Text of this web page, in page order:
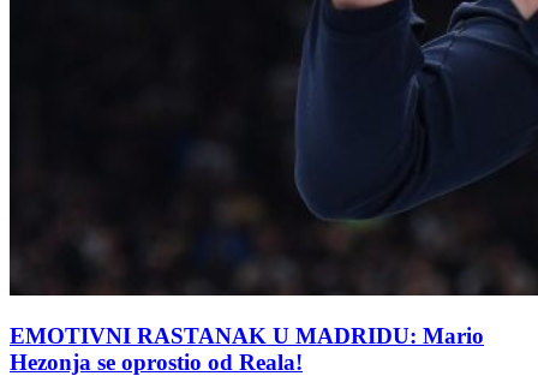
EMOTIVNI RASTANAK U MADRIDU: Mario
Hezonja se oprostio od Reala!